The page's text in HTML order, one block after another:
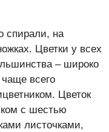
спирали, на
Цветки у всех
– широко
всего
Цветок
с шестью
листочками,